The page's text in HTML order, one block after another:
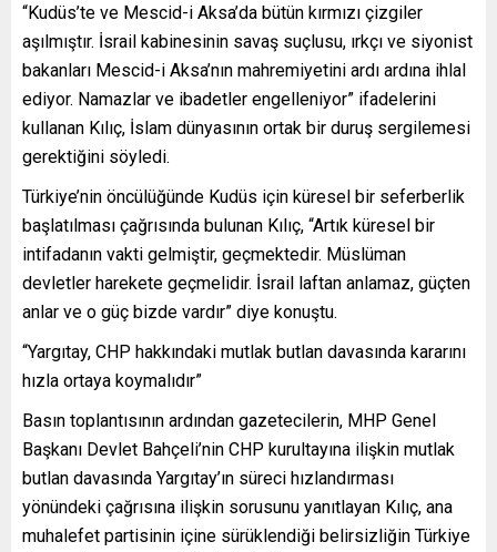
“Kudüs’te ve Mescid-i Aksa’da bütün kırmızı çizgiler
aşılmıştır. İsrail kabinesinin savaş suçlusu, ırkçı ve siyonist
bakanları Mescid-i Aksa’nın mahremiyetini ardı ardına ihlal
ediyor. Namazlar ve ibadetler engelleniyor” ifadelerini
kullanan Kılıç, İslam dünyasının ortak bir duruş sergilemesi
gerektiğini söyledi.
Türkiye’nin öncülüğünde Kudüs için küresel bir seferberlik
başlatılması çağrısında bulunan Kılıç, “Artık küresel bir
intifadanın vakti gelmiştir, geçmektedir. Müslüman
devletler harekete geçmelidir. İsrail laftan anlamaz, güçten
anlar ve o güç bizde vardır” diye konuştu.
“Yargıtay, CHP hakkındaki mutlak butlan davasında kararını
hızla ortaya koymalıdır”
Basın toplantısının ardından gazetecilerin, MHP Genel
Başkanı Devlet Bahçeli’nin CHP kurultayına ilişkin mutlak
butlan davasında Yargıtay’ın süreci hızlandırması
yönündeki çağrısına ilişkin sorusunu yanıtlayan Kılıç, ana
muhalefet partisinin içine sürüklendiği belirsizliğin Türkiye